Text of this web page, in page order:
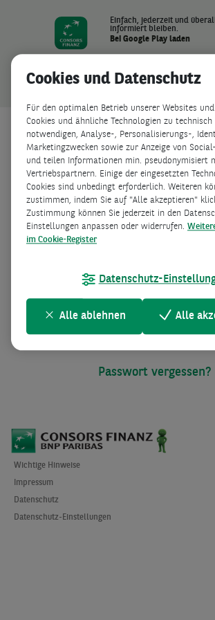
Einfach, jederzeit und
informiert bleiben.
Bei Google Play laden
Jetzt öffnen
Guten Tag!
Kontonummer
Passwort
Anmelden
Passwort vergessen?
Wichtige Hinweise
Impressum
Datenschutz
Datenschutz-Einstellungen
Cookies und Datenschutz
Für den optimalen Betrieb unserer Websites
Cookies und ähnliche Technologien zu
notwendigen, Analyse-, Personalisierungs-,
Marketingzwecken sowie zur Anzeige von
und teilen Informationen min. pseudonymisiert
Vertriebspartnern. Einige der eingesetzten
Cookies sind unbedingt erforderlich. Weiteren
zustimmen, indem Sie auf "Alle akzeptieren"
Zustimmung können Sie jederzeit in den
Einstellungen anpassen oder widerrufen.
im Cookie-Register
Datenschutz-
Alle ablehnen Alle